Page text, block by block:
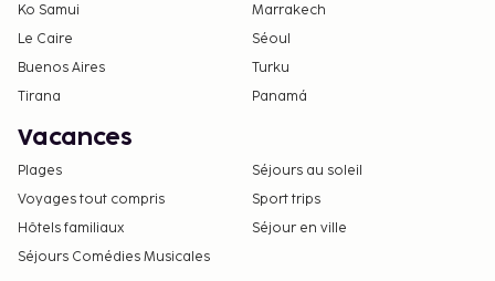
Ko Samui
Marrakech
Le Caire
Séoul
Buenos Aires
Turku
Tirana
Panamá
Vacances
Plages
Séjours au soleil
Voyages tout compris
Sport trips
Hôtels familiaux
Séjour en ville
Séjours Comédies Musicales